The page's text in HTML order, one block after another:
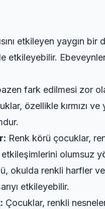
etkileyen yaygın
etkileyebilir.
fark edilmesi zor
özellikle kırmızı
Renk körü çocuklar,
olumsuz
okulda renkli harfler
etkileyebilir.
Çocuklar, renkli